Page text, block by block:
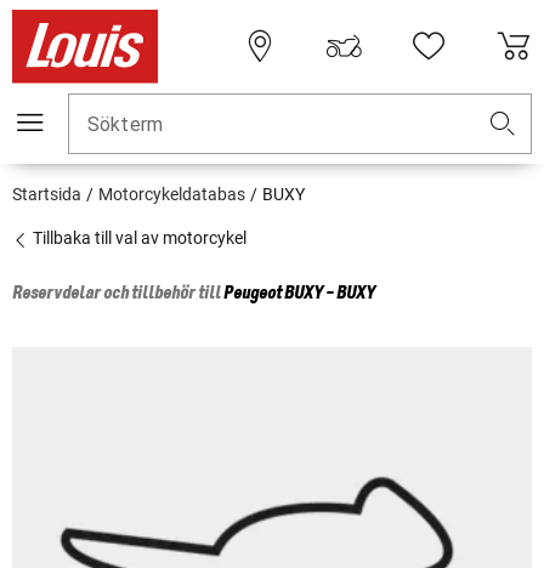
Sökterm
Startsida Motorcykeldatabas BUXY
Tillbaka till val av motorcykel
Reservdelar och tillbehör tillPeugeotBUXY - BUXY